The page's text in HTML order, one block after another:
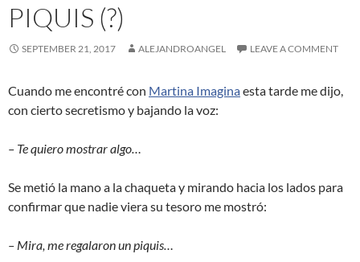
PIQUIS (?)
SEPTEMBER 21, 2017 ALEJANDROANGEL LEAVE A COMMENT
Cuando me encontré con Martina Imaginaesta tarde me dijo,
con cierto secretismo y bajando la voz:
– Te quiero mostrar algo…
Se metió la mano a la chaqueta y mirando hacia los lados para
confirmar que nadie viera su tesoro me mostró:
– Mira, me regalaron un piquis…